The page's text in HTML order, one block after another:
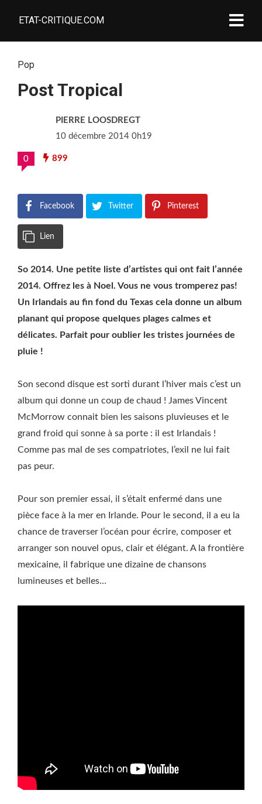
ETAT-CRITIQUE.COM
Pop
Post Tropical
PIERRE LOOSDREGT
10 décembre 2014 0h19
0 899
Facebook Twitter Pinterest
Lien
So 2014. Une petite liste d’artistes qui ont fait l’année
2014. Offrez les à Noel. Vous ne vous tromperez pas!
Un Irlandais au fin fond du Texas cela donne un album
planant qui propose quelques plages calmes et
délicates. Parfait pour oublier les tristes journées de
pluie !
Son second disque est sorti durant l’hiver mais c’est un
album qui donne un coup de chaud ! James Vincent
McMorrow connait bien les saisons pluvieuses et le
grand froid qui sonne à sa porte : il est Irlandais !
Comme pas mal de ses compatriotes, l’exil ne lui fait
pas peur.
Pour son premier essai, il s’était enfermé dans une
pièce face à la mer en Irlande. Pour le second, il a eu la
chance de traverser l’océan pour écrire, composer et
arranger son nouvel opus, clair et élégant. A la frontière
mexicaine, il fabrique une dizaine de chansons
lumineuses et belles…